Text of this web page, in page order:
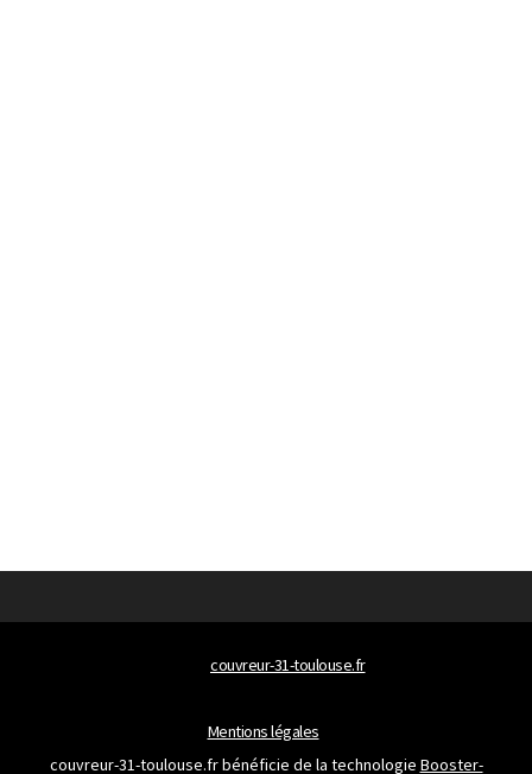
couvreur-31-toulouse.fr
Mentions légales
couvreur-31-toulouse.fr bénéficie de la technologie Booster-